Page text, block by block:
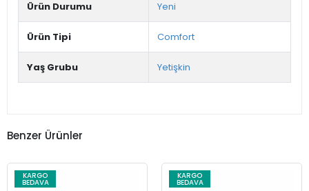
Ürün Durumu Yeni
Ürün Tipi Comfort
Yaş Grubu Yetişkin
Benzer Ürünler
KARGO
BEDAVA
KARGO
BEDAVA